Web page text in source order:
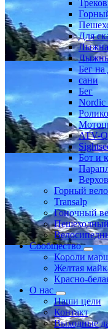
Для
Бег
сани
Бег
Nordic
ATV-
Бот и
Горный
Transalp
Гоночный
Сообщество
Короли
Желтая
Красно-
О нас
Наши цели
Контакт
Выходные